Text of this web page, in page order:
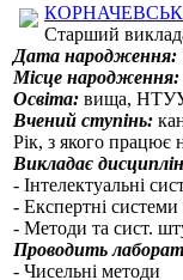
Старший
Дата народження:
Місце народження:
Освіта: вища,
Вчений ступінь:
Рік, з якого працює
Викладає
- Інтелектуальні
- Експертні системи
- Методи та сист.
Проводить
- Чисельні методи